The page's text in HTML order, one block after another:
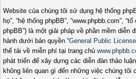
Website của chúng tôi sử dụng hệ thống
họ”, “hệ thống phpBB”, “www.phpbb.com”,
phpBB”) là một giải pháp về phần mềm diễn
hành dưới bản quyền “General Public License
thể tải về miễn phí tại trang chủ
phát triển để xây dựng các diễn đàn thảo
không liên quan gì đến những việc chúng tôi